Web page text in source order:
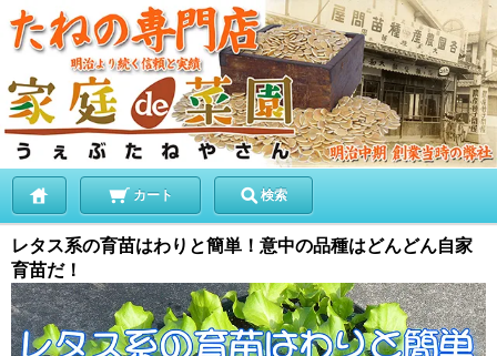
カート 検索
レタス系の育苗はわりと簡単！意中の品種はどんどん自家
育苗だ！